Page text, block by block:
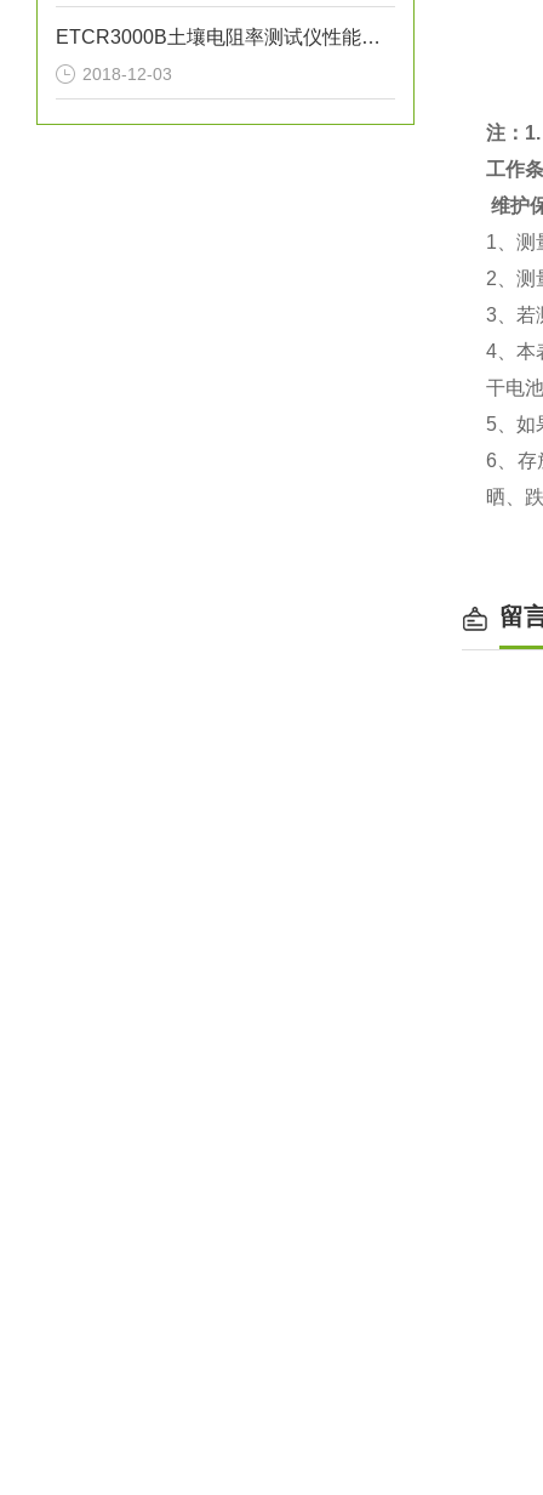
ETCR3000B土壤电阻率测试仪性能特点
2018-12-03
注：
工作
维护
1、测
2、测
3、若
4、本
干电
5、如
6、存
晒、
留